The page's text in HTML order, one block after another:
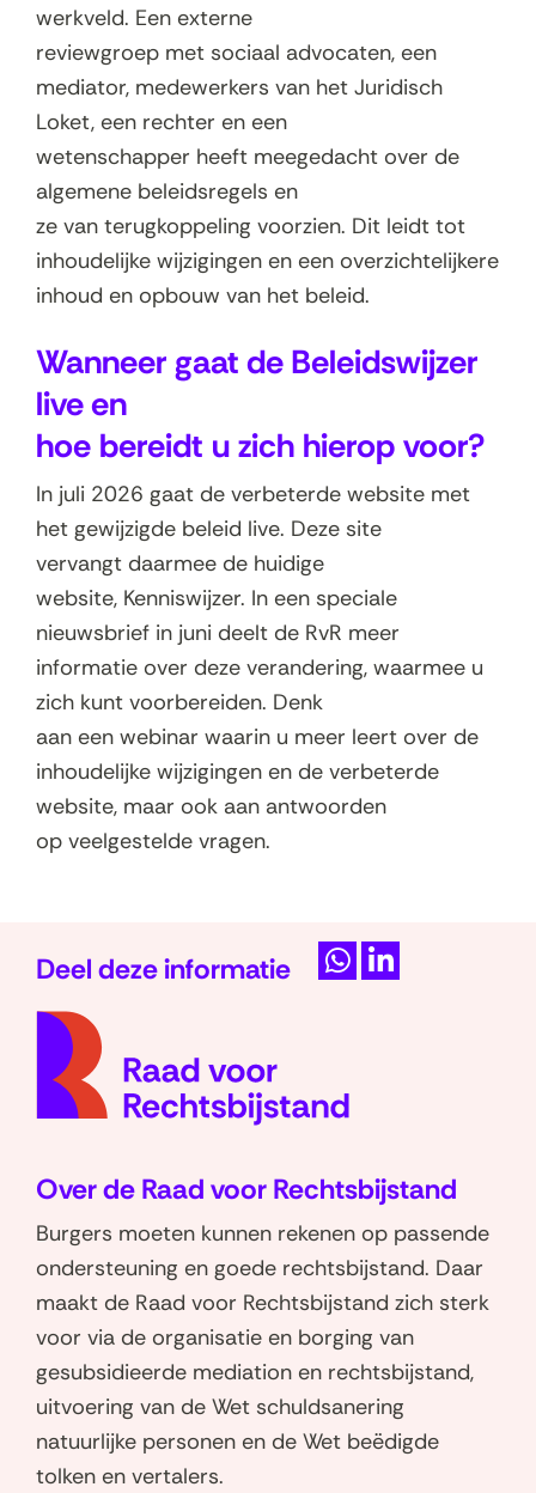
werkveld. Een externe
reviewgroep met sociaal advocaten, een
mediator, medewerkers van het Juridisch
Loket, een rechter en een
wetenschapper heeft meegedacht over de
algemene beleidsregels en
ze van terugkoppeling voorzien. Dit leidt tot
inhoudelijke wijzigingen en een overzichtelijkere
inhoud en opbouw van het beleid.
Wanneer gaat de Beleidswijzer
live en
hoe bereidt u zich hierop voor?
In juli 2026 gaat de verbeterde website met
het gewijzigde beleid live. Deze site
vervangt daarmee de huidige
website, Kenniswijzer. In een speciale
nieuwsbrief in juni deelt de RvR meer
informatie over deze verandering, waarmee u
zich kunt voorbereiden. Denk
aan een webinar waarin u meer leert over de
inhoudelijke wijzigingen en de verbeterde
website, maar ook aan antwoorden
op veelgestelde vragen.
Deel deze informatie
n
p
h
t
s
a
p
p
p
i
n
k
e
d
I
n
Over de Raad voor Rechtsbijstand
Burgers moeten kunnen rekenen op passende
ondersteuning en goede rechtsbijstand. Daar
maakt de Raad voor Rechtsbijstand zich sterk
voor via de organisatie en borging van
gesubsidieerde mediation en rechtsbijstand,
uitvoering van de Wet schuldsanering
natuurlijke personen en de Wet beëdigde
tolken en vertalers.